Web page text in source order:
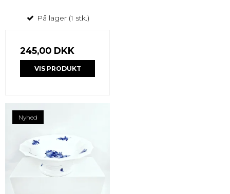
På lager (1 stk.)
245,00 DKK
VIS PRODUKT
Nyhed